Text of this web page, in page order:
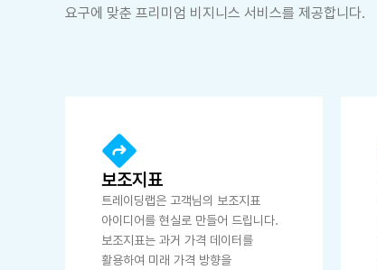
요구에 맞춘 프리미엄 비지니스 서비스를 제공합니다.
보조지표
트레이딩랩은 고객님의 보조지표
아이디어를 현실로 만들어 드립니다.
보조지표는 과거 가격 데이터를
활용하여 미래 가격 방향을